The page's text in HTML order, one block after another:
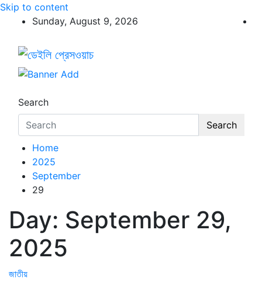
Skip to content
Sunday, August 9, 2026
ডেইলি প্রেসওয়াচ
ডেইলি প্রেসওয়াচ মুক্তিযুদ্ধের চেতনায় উদ্বুদ্ধ মুখপত্র
Search
Search
Home
2025
September
29
Day: September 29,
2025
জাতীয়